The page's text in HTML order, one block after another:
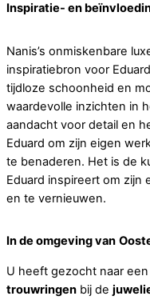
Inspiratie- en
Nanis’s onmiskenbare
inspiratiebron voor
tijdloze schoonheid en
waardevolle inzichten in
aandacht voor detail en
Eduard om zijn eigen
te benaderen. Het is de
Eduard inspireert om zijn
en te vernieuwen.
In de omgeving van
U heeft gezocht naar een
trouwringen bij de